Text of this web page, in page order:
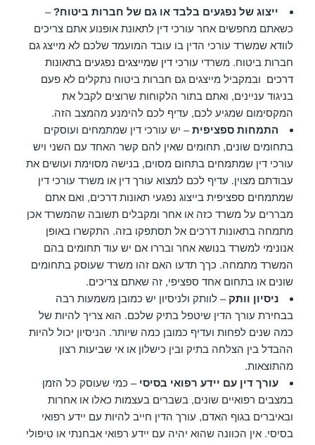
ייצוג של נפגעים בלבד או גם של חברות ביטוח?–
כשאתם מחפשים אחר עורכי דין לתאונת אופנוע אתם צריכים
לוודא שמשרד עורכי הדין בו עובד המועמד שלכם לא מייצג גם
חברות ביטוח. משרדי עורכי דין שמייצגים נפגעים בתאונות
דרכים ובמקביל מייצגים גם חברות ביטוח נתקלים לא פעם
בניגוד עניינים, ואתם בתור הלקוחות שרוצים לקבל את
המקסימום שמגיע לכם, עדיף לכם להימנע מהמצב הזה.
התמחות ספציפית– יש עורכי דין שמתמחים ועוסקים
בתחומים שונים, תחומים שאין להם קשר האחד עם השני ויש
עורכי דין שמתמחים בתחום מסוים, בנישה מסוימת ועושים את
עבודתם מצוין. עדיף לכם למצוא עורך דין או משרד עורכי דין
שמתמחים ספציפית בייצוג נפגעי תאונות דרכים, ואם אתם
מבררים על משרד כזה או אחר ומקבלים תשובה שהמשרד אכן
מתמחה בתאונות דרכים אל תסתפקו בזה. התקשרו באופן
אנונימי למשרד בנושא אחר ובררו אם יש עוד תחומים בהם
המשרד מתמחה. כךך תדעו האם זהו משרד שעוסק בתחומים
שונים או בתחום אחד ספציפי, זה שאתם צריכים.
ניסיון וותק – לוותק ולניסיון יש כמובן משמעות רבה
בבחירת עורך הדין שיטפל בתיק שלכם. הוא צריך להיות של
כמה שנים לפחות ועדיף כמובן כמה שיותר. הניסיון יכול להיות
ההבדל בין הצלחה בתיק ובין כישלון או אי שביעות רצון
מהתוצאות.
עורך דין עם יידע רפואי בסיסי – כמי שעוסק כל הזמן
במצבים רפואיים שונים, בשברים בעצמות כאלו או אחרות
ובאיברים בגוף האדם, עורך הדין חייב להיות עם יידע רפואי
בסיסי. אין הכוונה שהוא יהיה עם יידע רפואי אבחנתי או טיפולי